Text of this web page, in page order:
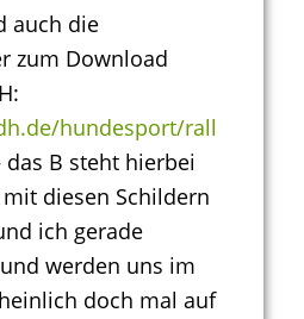
auch die
zum Download
hundesport/rall
das B steht hierbei
mit diesen Schildern
ich gerade
werden uns im
doch mal auf